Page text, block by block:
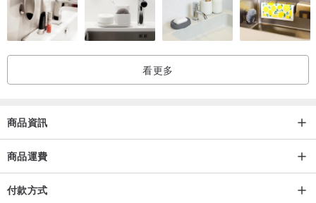
「你喜歡現在的自己嗎？」
「對你來說，現在在你的人生中，什麼才是最寶貴且重要的事？」
看更多
商品資訊
商品運費
付款方式